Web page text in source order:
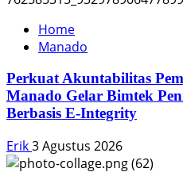
Home
Manado
Perkuat Akuntabilitas
Manado Gelar Bimtek
Berbasis E-Integrity
Erik3 Agustus 2026